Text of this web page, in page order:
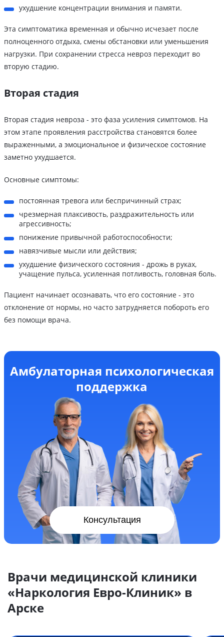
ухудшение концентрации внимания и памяти.
Эта симптоматика временная и обычно исчезает после
полноценного отдыха, смены обстановки или уменьшения
нагрузки. При сохранении стресса невроз переходит во
вторую стадию.
Вторая стадия
Вторая стадия невроза - это фаза усиления симптомов. На
этом этапе проявления расстройства становятся более
выраженными, а эмоциональное и физическое состояние
заметно ухудшается.
Основные симптомы:
постоянная тревога или беспричинный страх;
чрезмерная плаксивость, раздражительность или
агрессивность;
понижение привычной работоспособности;
навязчивые мысли или действия;
ухудшение физического состояния - дрожь в руках,
учащение пульса, усиленная потливость, головная боль.
Пациент начинает осознавать, что его состояние - это
отклонение от нормы, но часто затрудняется побороть его
без помощи врача.
Амбулаторная психологическая
поддержка
Консультация
Врачи медицинской клиники
«Наркология Евро-Клиник» в
Арске